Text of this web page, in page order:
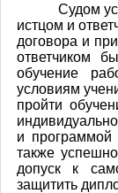
Судом
истцом и
договора и
ответчиком
обучение
условиям
пройти
и программой
также
допуск к
защитить